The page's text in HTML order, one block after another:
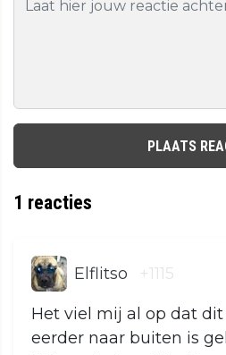
PLAATS
1 reacties
Elflitso +1115
Het viel mij al op dat
eerder naar buiten is